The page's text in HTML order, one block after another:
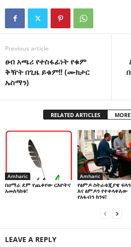
Previous article
ፀብ አጫሪ የተስፋፊነት የቁም
ቅዥት በጊዜ ይቁም!! (ሙክታር
ኡስማን)
RELATED ARTICLES
Amharic
በዐማራ ደም የጨቀየው ርእዮትና
አመለካከቱ!
Amharic
የፅምዶ ስትራቴጂያዊ
እና ፅምዶን የተቀላቀለው
የአፋብን ክንፍ!
LEAVE A REPLY